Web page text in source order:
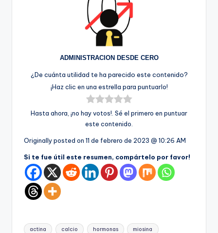
ADMINISTRACION DESDE CERO
¿De cuánta utilidad te ha parecido este contenido?
¡Haz clic en una estrella para puntuarlo!
Hasta ahora, ¡no hay votos!. Sé el primero en puntuar
este contenido.
Originally posted on 11 de febrero de 2023 @ 10:26 AM
Si te fue útil este resumen, compártelo por favor!
Etiquetas:
actina calcio hormonas miosina